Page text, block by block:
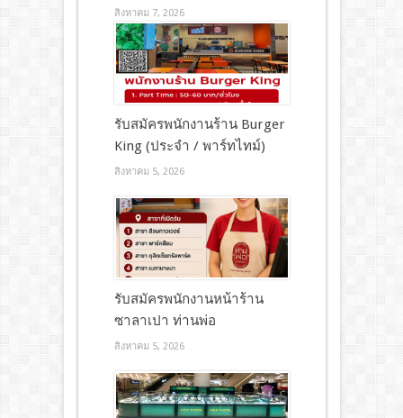
สิงหาคม 7, 2026
รับสมัครพนักงานร้าน Burger
King (ประจำ / พาร์ทไทม์)
สิงหาคม 5, 2026
รับสมัครพนักงานหน้าร้าน
ซาลาเปา ท่านพ่อ
สิงหาคม 5, 2026